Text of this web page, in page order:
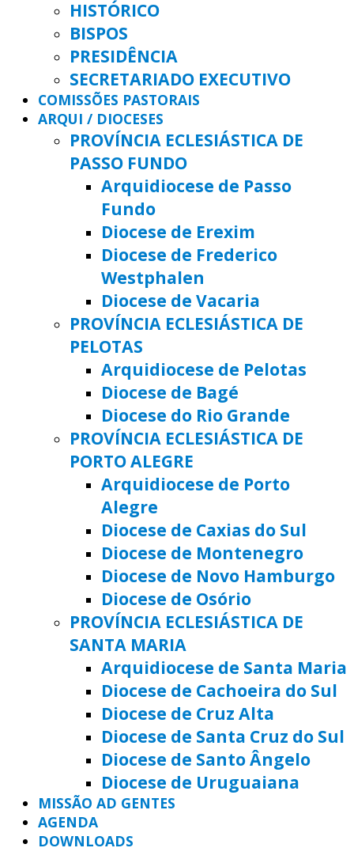
HISTÓRICO
BISPOS
PRESIDÊNCIA
SECRETARIADO EXECUTIVO
COMISSÕES PASTORAIS
ARQUI / DIOCESES
PROVÍNCIA ECLESIÁSTICA DE
PASSO FUNDO
Arquidiocese de Passo
Fundo
Diocese de Erexim
Diocese de Frederico
Westphalen
Diocese de Vacaria
PROVÍNCIA ECLESIÁSTICA DE
PELOTAS
Arquidiocese de Pelotas
Diocese de Bagé
Diocese do Rio Grande
PROVÍNCIA ECLESIÁSTICA DE
PORTO ALEGRE
Arquidiocese de Porto
Alegre
Diocese de Caxias do Sul
Diocese de Montenegro
Diocese de Novo Hamburgo
Diocese de Osório
PROVÍNCIA ECLESIÁSTICA DE
SANTA MARIA
Arquidiocese de Santa Maria
Diocese de Cachoeira do Sul
Diocese de Cruz Alta
Diocese de Santa Cruz do Sul
Diocese de Santo Ângelo
Diocese de Uruguaiana
MISSÃO AD GENTES
AGENDA
DOWNLOADS